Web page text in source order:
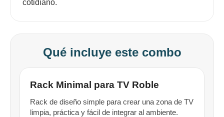
cotidiano.
Qué incluye este combo
Rack Minimal para TV Roble
Rack de diseño simple para crear una zona de TV
limpia, práctica y fácil de integrar al ambiente.